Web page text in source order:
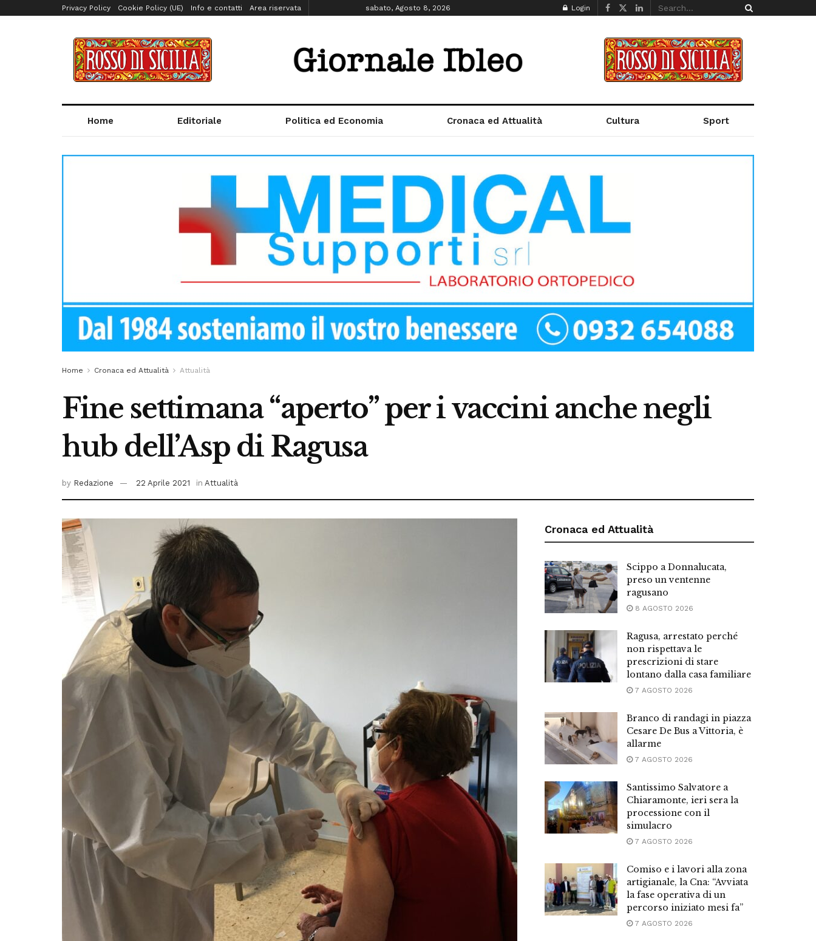
Privacy Policy Cookie Policy (UE) Info e contatti Area riservata sabato, Agosto 8, 2026 Login
Home Editoriale Politica ed Economia Cronaca ed Attualità Cultura Sport
Home Cronaca ed Attualità Attualità
Fine settimana “aperto” per i vaccini anche negli
hub dell’Asp di Ragusa
by Redazione 22 Aprile 2021 in Attualità
Cronaca ed Attualità
Scippo a Donnalucata,
preso un ventenne
ragusano
8 AGOSTO 2026
Ragusa, arrestato perché
non rispettava le
prescrizioni di stare
lontano dalla casa familiare
7 AGOSTO 2026
Branco di randagi in piazza
Cesare De Bus a Vittoria, è
allarme
7 AGOSTO 2026
Santissimo Salvatore a
Chiaramonte, ieri sera la
processione con il
simulacro
7 AGOSTO 2026
Comiso e i lavori alla zona
artigianale, la Cna: “Avviata
la fase operativa di un
percorso iniziato mesi fa”
7 AGOSTO 2026